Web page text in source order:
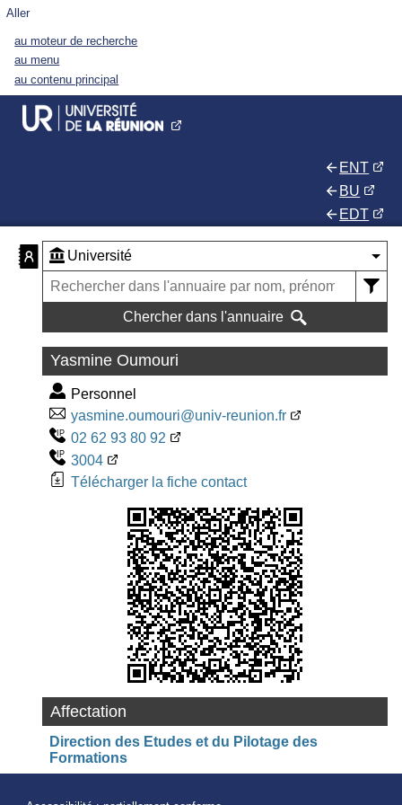
Aller
au moteur de recherche
au menu
au contenu principal
ENT
BU
EDT
Chercher dans l'annuaire
Yasmine Oumouri
Personnel
yasmine.oumouri@univ-reunion.fr
02 62 93 80 92
3004
Télécharger la fiche contact
Affectation
Direction des Etudes et du Pilotage des
Formations